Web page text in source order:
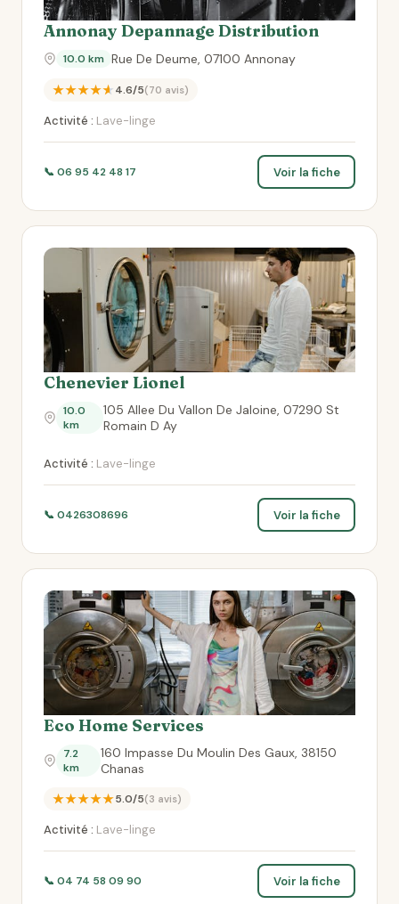
Annonay Depannage Distribution
10.0 km Rue De Deume, 07100 Annonay
★★★★★4.6/5(70 avis)
Activité : Lave-linge
📞 06 95 42 48 17 Voir la fiche
Chenevier Lionel
10.0
km
105 Allee Du Vallon De Jaloine, 07290 St
Romain D Ay
Activité : Lave-linge
📞 0426308696 Voir la fiche
Eco Home Services
7.2
km
160 Impasse Du Moulin Des Gaux, 38150
Chanas
★★★★★5.0/5(3 avis)
Activité : Lave-linge
📞 04 74 58 09 90 Voir la fiche